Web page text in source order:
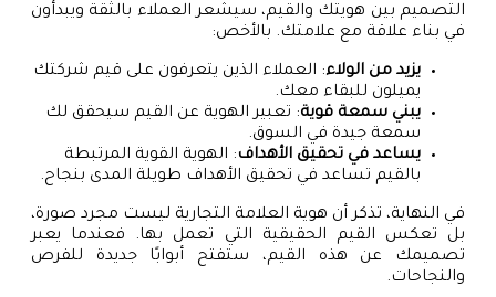
التصميم بين هويتك والقيم، سيشعر العملاء بالثقة ويبدأون
في بناء علاقة مع علامتك. بالأخص:
يزيد من الولاء: العملاء الذين يتعرفون على قيم شركتك
يميلون للبقاء معك.
يبني سمعة قوية: تعبير الهوية عن القيم سيحقق لك
سمعة جيدة في السوق.
يساعد في تحقيق الأهداف: الهوية القوية المرتبطة
بالقيم تساعد في تحقيق الأهداف طويلة المدى بنجاح.
في النهاية، تذكر أن هوية العلامة التجارية ليست مجرد صورة،
بل تعكس القيم الحقيقية التي تعمل بها. فعندما يعبر
تصميمك عن هذه القيم، ستفتح أبوابًا جديدة للفرص
والنجاحات.